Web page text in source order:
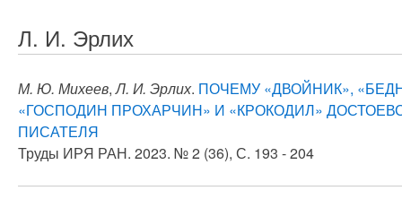
Л. И. Эрлих
М. Ю. Михеев,Л. И. Эрлих. ПОЧЕМУ «ДВОЙНИК»,
«ГОСПОДИН ПРОХАРЧИН» И «КРОКОДИЛ»
ПИСАТЕЛЯ
Труды ИРЯ РАН. 2023. № 2 (36), С. 193 - 204